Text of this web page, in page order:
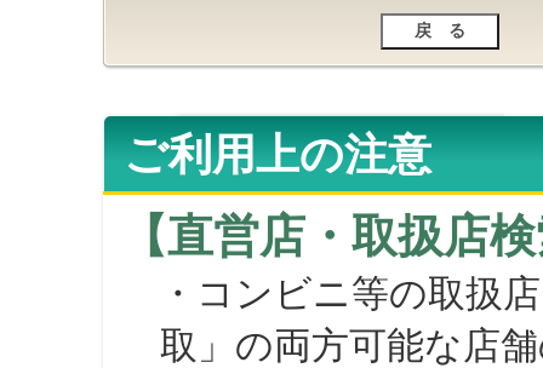
ご利用上の注意
【直営店・取扱店
・コンビニ等の取扱
取」の両方可能な店